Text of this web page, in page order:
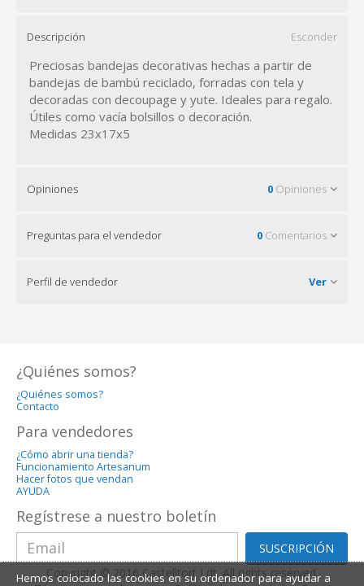
Descripción Esconder
Preciosas bandejas decorativas hechas a partir de
bandejas de bambú reciclado, forradas con tela y
decoradas con decoupage y yute. Ideales para regalo.
Útiles como vacía bolsillos o decoración.
Medidas 23x17x5
Opiniones 0 Opiniones
Preguntas para el vendedor 0 Comentarios
Perfil de vendedor Ver
¿Quiénes somos?
¿Quiénes somos?
Contacto
Para vendedores
¿Cómo abrir una tienda?
Funcionamiento Artesanum
Hacer fotos que vendan
AYUDA
Regístrese a nuestro boletín
SUSCRIPCIÓN
Copyright © 2016 Castelltort Ldt. All rights reserved.
Hemos colocado las cookies en su ordenador para ayudar a